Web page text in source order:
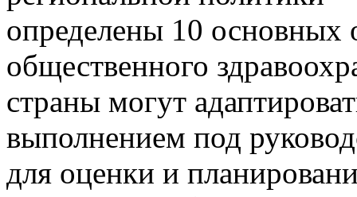
определены 10
общественного
страны могут
выполнением под
для оценки и